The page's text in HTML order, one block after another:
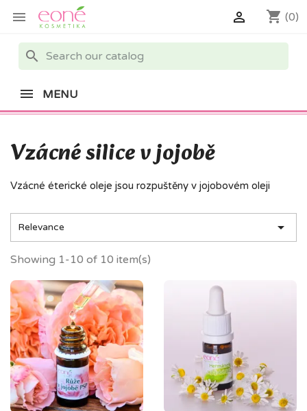
 shopping_cart (0)

search
MENU
Vzácné silice v jojobě
Vzácné éterické oleje jsou rozpuštěny v jojobovém oleji
Relevance 
Showing 1-10 of 10 item(s)
(1) (1)